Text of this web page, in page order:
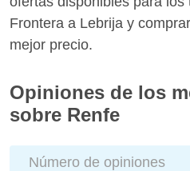
Frontera a Lebrija y
mejor precio.
Opiniones de los
sobre Renfe
Número de opiniones